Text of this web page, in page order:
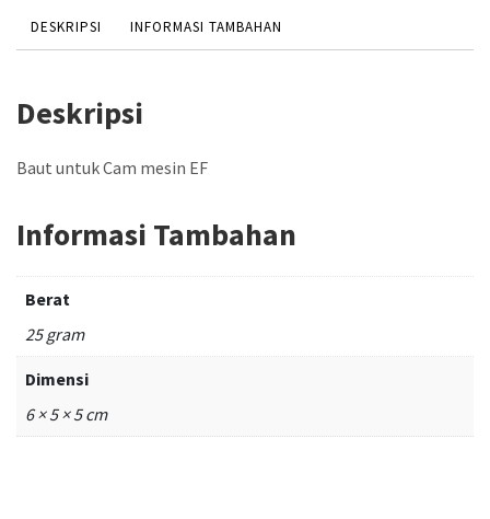
DESKRIPSI INFORMASI TAMBAHAN
Deskripsi
Baut untuk Cam mesin EF
Informasi Tambahan
Berat
25 gram
Dimensi
6 × 5 × 5 cm